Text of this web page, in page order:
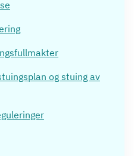
og stuing av